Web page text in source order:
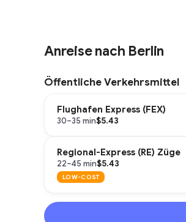
Anreise nach Berlin
Öffentliche Verkehrsmittel
Flughafen Express (FEX)
30–35 min$5.43
Regional-Express (RE) Züge
22–45 min$5.43
LOW-COST